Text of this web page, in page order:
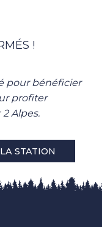
!
pour bénéficier
profiter
Alpes.
STATION